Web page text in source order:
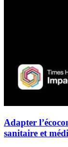
Adapter
sanitaire et